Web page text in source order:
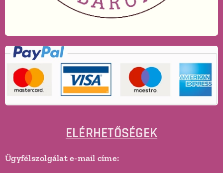
ELÉRHETŐSÉGEK
Ügyfélszolgálat e-mail címe: